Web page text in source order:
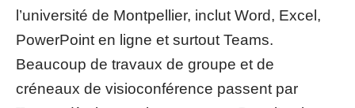
l’université de Montpellier, inclut Word, Excel,
PowerPoint en ligne et surtout Teams.
Beaucoup de travaux de groupe et de
créneaux de visioconférence passent par